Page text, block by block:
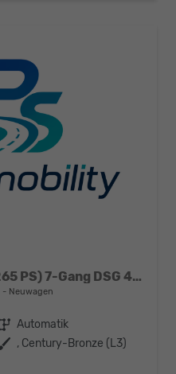
VZ (VZ) 2.0 TSI 195kW (265 PS) 7-Gang DSG 4Drive
Neuwagen
Getriebe Automatik
Außenfarbe , Century-Bronze (L3)